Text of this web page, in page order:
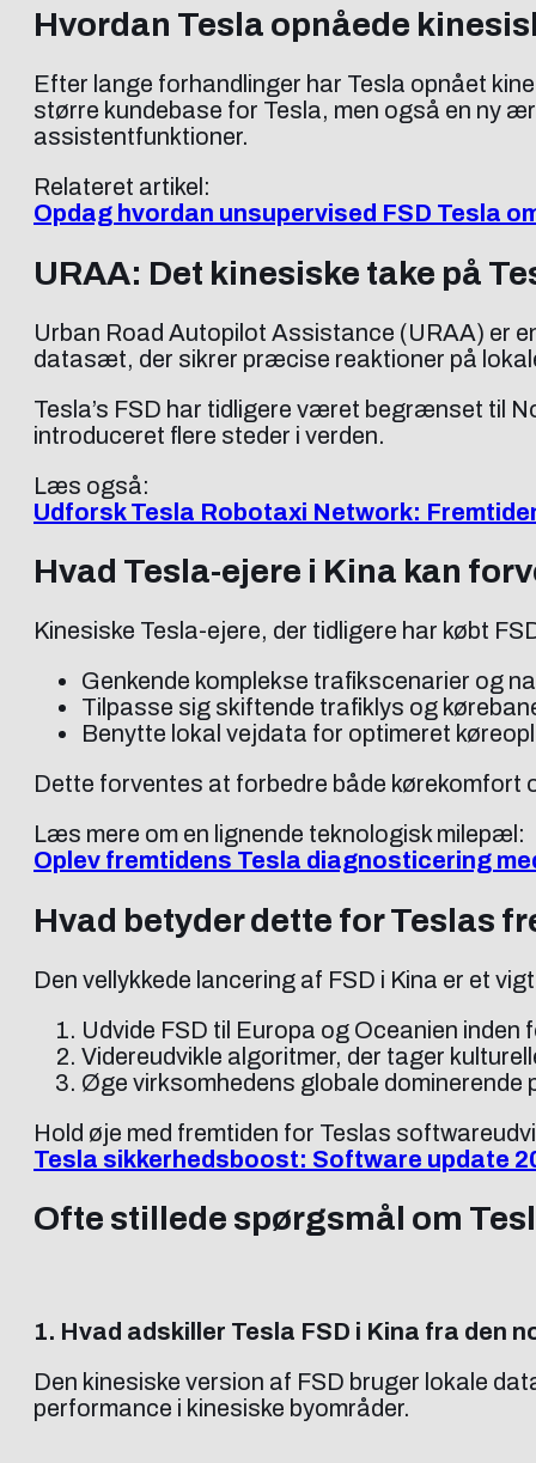
Hvordan Tesla opnåede
Efter lange forhandlinger har Tesla opnået
større kundebase for Tesla, men også en ny
assistentfunktioner.
Relateret artikel:
Opdag hvordan unsupervised FSD Tesla
URAA: Det kinesiske take på
Urban Road Autopilot Assistance (URAA) er
datasæt, der sikrer præcise reaktioner på
Tesla’s FSD har tidligere været begrænset til
introduceret flere steder i verden.
Læs også:
Udforsk Tesla Robotaxi Network:
Hvad Tesla-ejere i Kina kan
Kinesiske Tesla-ejere, der tidligere har købt
Genkende komplekse trafikscenarier og
Tilpasse sig skiftende trafiklys og
Benytte lokal vejdata for optimeret
Dette forventes at forbedre både kørekomfort
Læs mere om en lignende teknologisk milepæl:
Oplev fremtidens Tesla diagnosticering
Hvad betyder dette for Teslas
Den vellykkede lancering af FSD i Kina er et
Udvide FSD til Europa og Oceanien inden
Videreudvikle algoritmer, der tager
Øge virksomhedens globale dominerende
Hold øje med fremtiden for Teslas
Tesla sikkerhedsboost: Software update
Ofte stillede spørgsmål om
1. Hvad adskiller Tesla FSD i Kina fra den
Den kinesiske version af FSD bruger lokale
performance i kinesiske byområder.